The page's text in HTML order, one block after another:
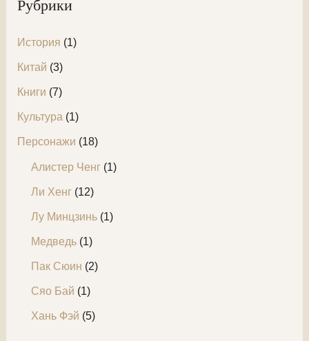
Рубрики
История (1)
Китай (3)
Книги (7)
Культура (1)
Персонажи (18)
Алистер Ченг(1)
Ли Хенг(12)
Лу Минцзинь(1)
Медведь(1)
Пак Сюин (2)
Сяо Бай (1)
Хань Фэй (5)